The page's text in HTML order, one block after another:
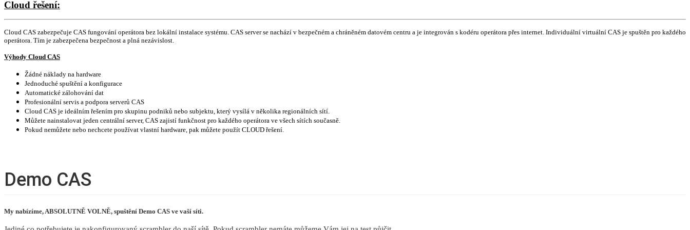
Cloud řešení:
Cloud CAS zabezpečuje CAS fungování operátora bez lokální instalace systému. CAS server se nachází v bezpečném a chráněném datovém centru a je integrován s kodéru operátora přes internet. Individuální virtuální CAS je spuštěn pro každého
operátora. Tím je zabezpečena bezpečnost a plná nezávislost.
Výhody Cloud CAS
Žádné náklady na hardware
Jednoduché spuštění a konfigurace
Automatické zálohování dat
Profesionální servis a podpora serverů CAS
Cloud CAS je ideálním řešením pro skupinu podniků nebo subjektu, který vysílá v několika regionálních sítí.
Můžete nainstalovat jeden centrální server, CAS zajistí funkčnost pro každého operátora ve všech sítích současně.
Pokud nemůžete nebo nechcete používat vlastní hardware, pak můžete použít CLOUD řešení.
Demo CAS
My nabízíme, ABSOLUTNĚ VOLNĚ, spuštění Demo CAS ve vaší síti.